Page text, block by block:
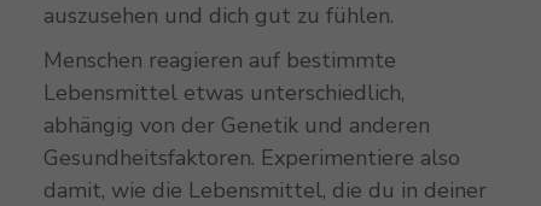
auszusehen und dich gut zu fühlen.
Menschen reagieren auf bestimmte
Lebensmittel etwas unterschiedlich,
abhängig von der Genetik und anderen
Gesundheitsfaktoren. Experimentiere also
damit, wie die Lebensmittel, die du in deiner